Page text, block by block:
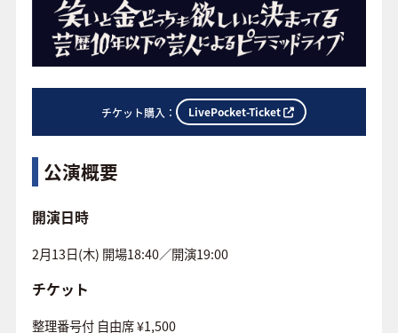
チケット購入： LivePocket-Ticket
公演概要
開演日時
2月13日(木) 開場18:40／開演19:00
チケット
整理番号付 自由席 ¥1,500